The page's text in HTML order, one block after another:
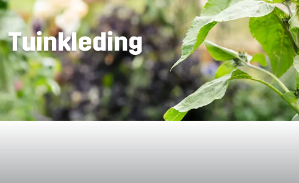
Tuinkleding